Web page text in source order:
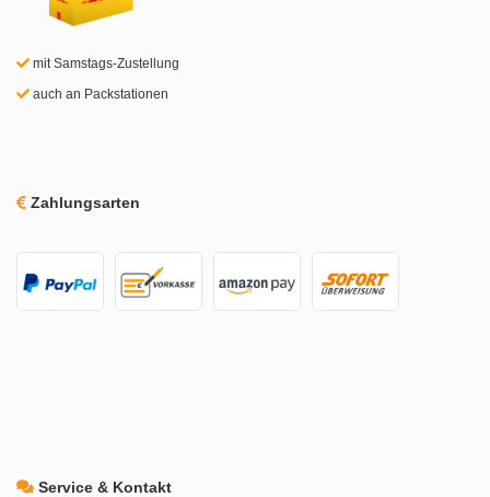
mit Samstags-Zustellung
auch an Packstationen
Zahlungsarten
Service & Kontakt